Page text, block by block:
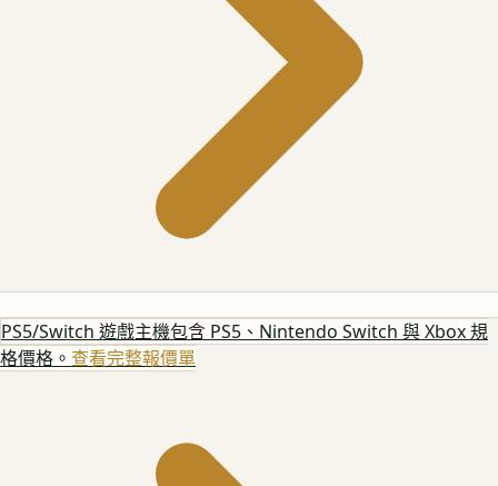
PS5/Switch 遊戲主機包含 PS5、Nintendo Switch 與 Xbox 規
格價格。 查看完整報價單